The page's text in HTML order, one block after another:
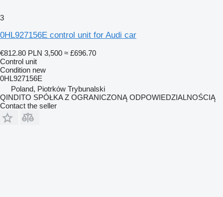
3
0HL927156E control unit for Audi car
€812.80 PLN 3,500 ≈ £696.70
Control unit
Condition new
0HL927156E
Poland, Piotrków Trybunalski
QINDITO SPÓŁKA Z OGRANICZONĄ ODPOWIEDZIALNOŚCIĄ
Contact the seller